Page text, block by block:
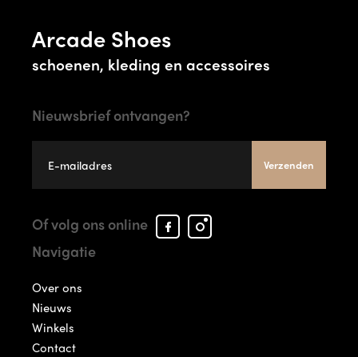
Arcade Shoes
schoenen, kleding en accessoires
Nieuwsbrief ontvangen?
Verzenden
Of volg ons online Facebook
Arcade
Instagram
Arcade
Navigatie
Over ons
Nieuws
Winkels
Contact